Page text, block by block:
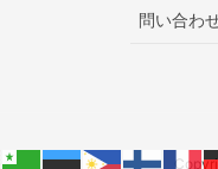
問い合わ